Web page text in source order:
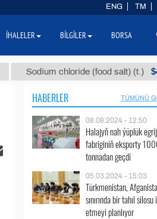
Sodium chloride (food salt) (t.) $40
HABERLER TÜMÜNÜ
08.08.2024 - 12:50
Halajyň nah ýüplük
fabriginiň eksporty
tonnadan geçdi
05.03.2024 - 15:03
Türkmenistan,
sınırında bir tahıl silosu
etmeyi planlıyor
ENG TM
İHALELER BILGILER BORSA